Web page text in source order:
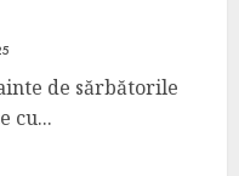
de sărbătorile
cu...